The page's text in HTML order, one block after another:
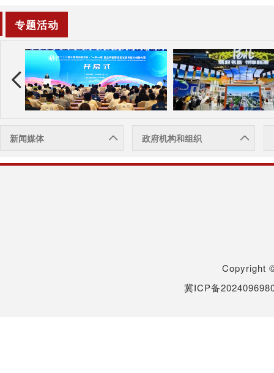
专题活动
新闻媒体 政府机构和组织
Copyright
冀ICP备